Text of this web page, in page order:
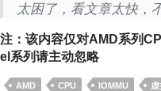
太困了，看文章太快，
注：该内容仅对AMD系列
el系列请主动忽略
AMD CPU IOMMU